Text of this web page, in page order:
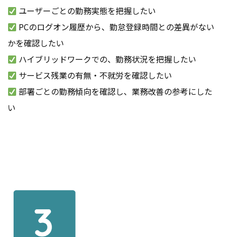
ユーザーごとの勤務実態を把握したい
PCのログオン履歴から、勤怠登録時間との差異がない
かを確認したい
ハイブリッドワークでの、勤務状況を把握したい
サービス残業の有無・不就労を確認したい
部署ごとの勤務傾向を確認し、業務改善の参考にした
い